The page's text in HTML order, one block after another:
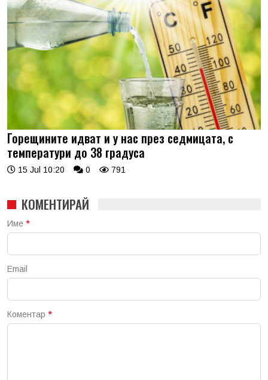
Горещините идват и у нас през седмицата, с
температури до 38 градуса
15 Jul 10:20 0 791
КОМЕНТИРАЙ
Име *
Email
Коментар *